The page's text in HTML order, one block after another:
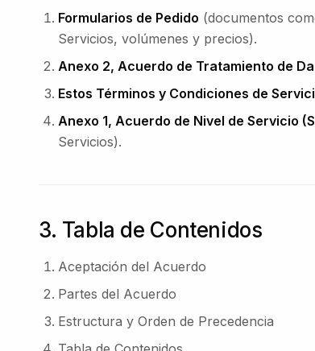
Formularios de Pedido (documentos
Servicios, volúmenes y precios).
Anexo 2, Acuerdo de Tratamiento de
Estos Términos y Condiciones de
Anexo 1, Acuerdo de Nivel de Servicio
Servicios).
3. Tabla de Contenidos
Aceptación del Acuerdo
Partes del Acuerdo
Estructura y Orden de Precedencia